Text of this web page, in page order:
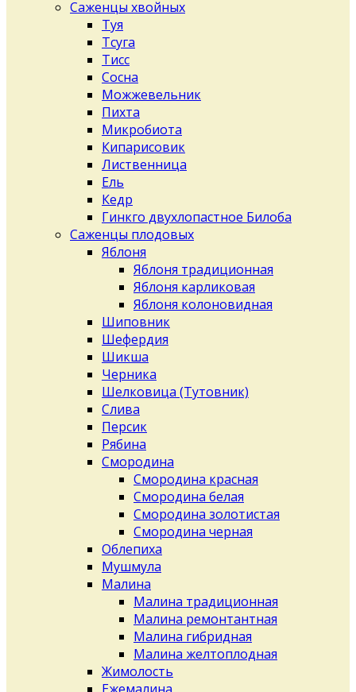
Саженцы хвойных
Туя
Тсуга
Тисс
Сосна
Можжевельник
Пихта
Микробиота
Кипарисовик
Лиственница
Ель
Кедр
Гинкго двухлопастное Билоба
Саженцы плодовых
Яблоня
Яблоня традиционная
Яблоня карликовая
Яблоня колоновидная
Шиповник
Шефердия
Шикша
Черника
Шелковица (Тутовник)
Слива
Персик
Рябина
Смородина
Смородина красная
Смородина белая
Смородина золотистая
Смородина черная
Облепиха
Мушмула
Малина
Малина традиционная
Малина ремонтантная
Малина гибридная
Малина желтоплодная
Жимолость